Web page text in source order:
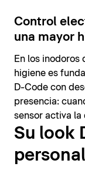
Control
una mayor
En los inodoros
higiene es
D-Code con
presencia:
sensor activa la
Su look